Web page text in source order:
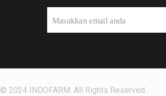
© 2024 INDOFARM. All Rights Reserved.